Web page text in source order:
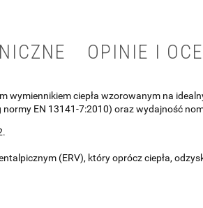
OPINIE I
ciepła wzorowanym na
EN 13141-7:2010) oraz wydajność
(ERV), który oprócz ciepła,